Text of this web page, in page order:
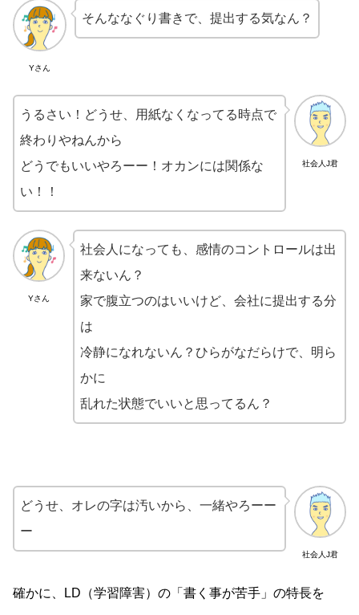
Yさん
そんななぐり書きで、提出する気なん？
社会人J君
うるさい！どうせ、用紙なくなってる時点で
終わりやねんから
どうでもいいやろーー！オカンには関係な
い！！
Yさん
社会人になっても、感情のコントロールは出
来ないん？
家で腹立つのはいいけど、会社に提出する分
は
冷静になれないん？ひらがなだらけで、明ら
かに
乱れた状態でいいと思ってるん？
社会人J君
どうせ、オレの字は汚いから、一緒やろーー
ー
確かに、LD（学習障害）の「書く事が苦手」の特長を